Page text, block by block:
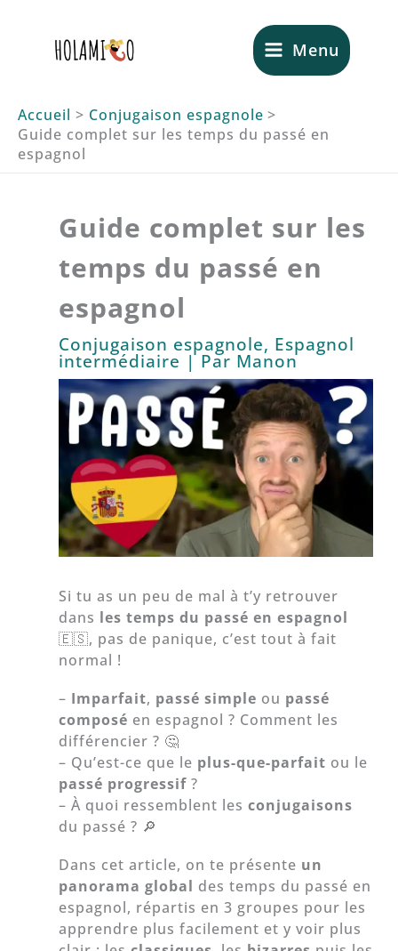
Menu
Accueil
Conjugaison espagnole
Guide complet sur les temps du passé en
espagnol
Guide complet sur les
temps du passé en
espagnol
Conjugaison espagnole, Espagnol
intermédiaire | Par Manon
Si tu as un peu de mal à t’y retrouver
dans les temps du passé en espagnol
🇪🇸, pas de panique, c’est tout à fait
normal !
– Imparfait, passé simple ou passé
composé en espagnol ? Comment les
différencier ? 🤔
– Qu’est-ce que le plus-que-parfait ou le
passé progressif?
– À quoi ressemblent les conjugaisons
du passé ? 🔎
Dans cet article, on te présente un
panorama global des temps du passé en
espagnol, répartis en 3 groupes pour les
apprendre plus facilement et y voir plus